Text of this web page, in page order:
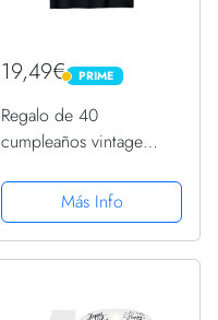
19,49€ PRIME
PRIME
Regalo de 40
cumpleaños vintage
hombres y mujeres
Camiseta
Más Info